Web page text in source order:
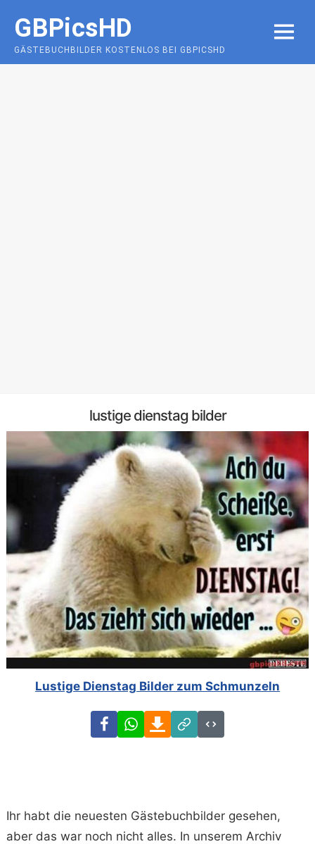
content
GBPicsHD
GÄSTEBUCHBILDER KOSTENLOS BEI GBPICSHD
MENU
lustige dienstag bilder
Lustige Dienstag Bilder zum Schmunzeln
FacebookWhatsAppDownload
Link
Code
Ihr habt die neuesten Gästebuchbilder gesehen,
aber das war noch nicht alles. In unserem Archiv